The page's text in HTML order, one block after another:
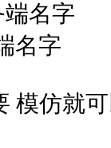
端名字
名字
模仿就